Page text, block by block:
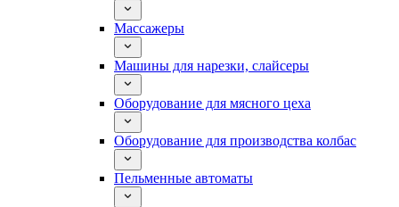
Массажеры
Машины для нарезки, слайсеры
Оборудование для мясного цеха
Оборудование для производства колбас
Пельменные автоматы